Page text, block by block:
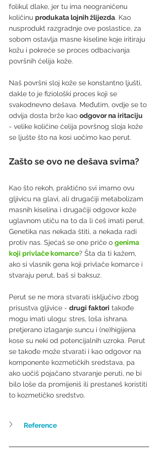
folikul dlake, jer tu ima neograničenu
količinu produkata lojnih žlijezda. Kao
nusprodukt razgradnje ove poslastice, za
sobom ostavlja masne kiseline koje iritiraju
kožu i pokreće se proces odbacivanja
površnih ćelija kože.
Naš površni sloj kože se konstantno ljušti,
dakle to je fiziološki proces koji se
svakodnevno dešava. Međutim, ovdje se to
odvija dosta brže kao odgovor na iritaciju
- velike količine ćelija površnog sloja kože
se ljušte što na kosi uočimo kao perut.
Zašto se ovo ne dešava svima?
Kao što rekoh, praktično svi imamo ovu
gljivicu na glavi, ali drugačiji metabolizam
masnih kiselina i drugačiji odgovor kože
uglavnom utiču na to da li ćeš imati perut.
Genetika nas nekada štiti, a nekada radi
protiv nas. Sjećaš se one priče o genima
koji privlače komarce? Šta da ti kažem,
ako si vlasnik gena koji privlače komarce i
stvaraju perut, baš si baksuz.
Perut se ne mora stvarati isključivo zbog
prisustva gljivice - drugi faktori takođe
mogu imati ulogu: stres, loša ishrana.
pretjerano izlaganje suncu i (ne)higijena
kose su neki od potencijalnih uzroka. Perut
se takođe može stvarati i kao odgovor na
komponente kozmetičkih sredstava, pa
ako uočiš pojačano stvaranje peruti, ne bi
bilo loše da promijeniš ili prestaneš koristiti
to kozmetičko sredstvo.
Reference